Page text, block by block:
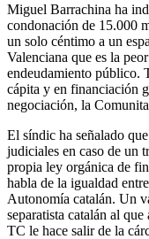
Miguel Barrachina ha
condonación de 15.000
un solo céntimo a un
Valenciana que es la
endeudamiento público.
cápita y en financiación
negociación, la
El síndic ha señalado
judiciales en caso de un
propia ley orgánica de
habla de la igualdad
Autonomía catalán. Un
separatista catalán al
TC le hace salir de la